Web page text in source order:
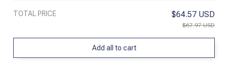
TOTAL PRICE $64.57 USD
$67.97 USD
Add all to cart